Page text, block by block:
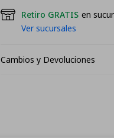
Retiro GRATIS en
Ver sucursales
Cambios y Devoluciones